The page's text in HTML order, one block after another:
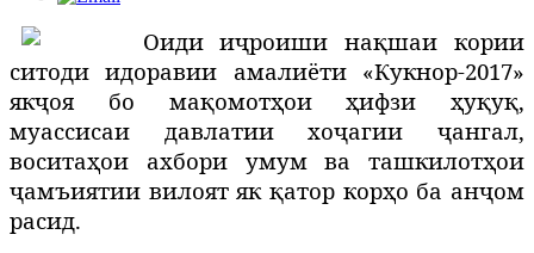
Оиди иҷроиши нақшаи кории
ситоди идоравии амалиёти «Кукнор-2017»
якҷоя бо мақомотҳои ҳифзи ҳуқуқ,
муассисаи давлатии хоҷагии ҷангал,
воситаҳои ахбори умум ва ташкилотҳои
ҷамъиятии вилоят як қатор корҳо ба анҷом
расид.